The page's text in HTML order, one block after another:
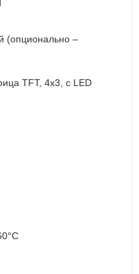
(опционально –
TFT, 4x3, с LED